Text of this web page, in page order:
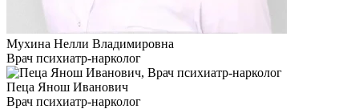
Мухина Нелли Владимировна
Врач психиатр-нарколог
Пеца Янош Иванович
Врач психиатр-нарколог